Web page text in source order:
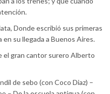
Donde escribió sus primeras
su llegada a Buenos Aires.
el gran cantor surero Alberto
de sebo (con Coco Diaz) –